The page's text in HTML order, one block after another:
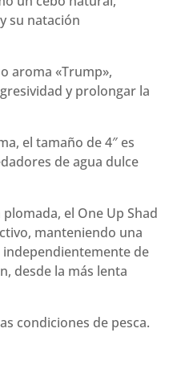
su natación
aroma «Trump»,
y prolongar la
el tamaño de 4″ es
de agua dulce
el One Up Shad
manteniendo una
de
desde la más lenta
condiciones de pesca.